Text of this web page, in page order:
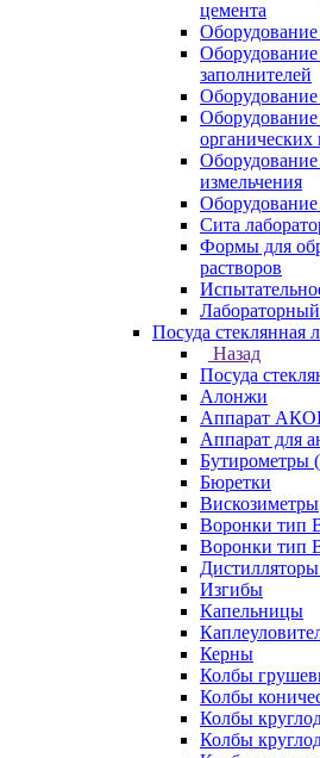
цемента
заполнителей
измельчения
Оборудование
Сита
Формы для
растворов
Посуда стеклянная
Назад
Посуда
Алонжи
Аппарат
Аппарат для
Бутирометры
Бюретки
Вискозиметры
Воронки тип
Воронки тип
Изгибы
Капельницы
Керны
Колбы
Колбы
Колбы
Колбы